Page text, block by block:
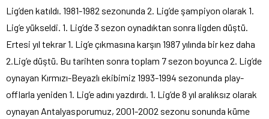
Lig’den katıldı. 1981-1982 sezonunda 2. Lig’de şampiyon olarak 1.
Lig’e yükseldi. 1. Lig’de 3 sezon oynadıktan sonra ligden düştü.
Ertesi yıl tekrar 1. Lig’e çıkmasına karşın 1987 yılında bir kez daha
2.Lig’e düştü. Bu tarihten sonra toplam 7 sezon boyunca 2. Lig’de
oynayan Kırmızı-Beyazlı ekibimiz 1993-1994 sezonunda play-
offlarla yeniden 1. Lig’e adını yazdırdı. 1. Lig’de 8 yıl aralıksız olarak
oynayan Antalyasporumuz, 2001-2002 sezonu sonunda küme